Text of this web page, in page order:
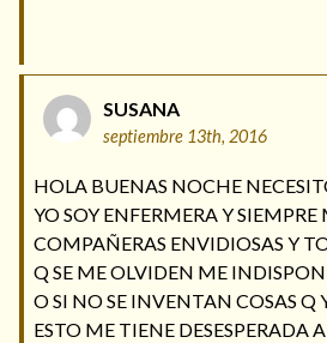
SUSANA
septiembre 13th, 2016
HOLA BUENAS NOCHE
YO SOY ENFERMERA Y
COMPAÑERAS ENVIDIOSAS Y
Q SE ME OLVIDEN ME
O SI NO SE INVENTAN COSAS Q
ESTO ME TIENE DESESPERADA